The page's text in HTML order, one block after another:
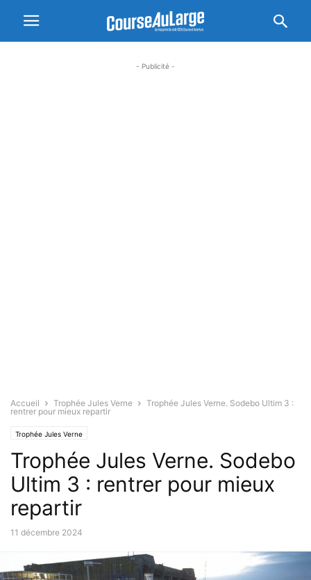
- Publicité -
Accueil Trophée Jules Verne
Trophée Jules Verne. Sodebo Ultim 3 :
rentrer pour mieux repartir
Trophée Jules Verne
Trophée Jules Verne. Sodebo
Ultim 3 : rentrer pour mieux
repartir
11 décembre 2024